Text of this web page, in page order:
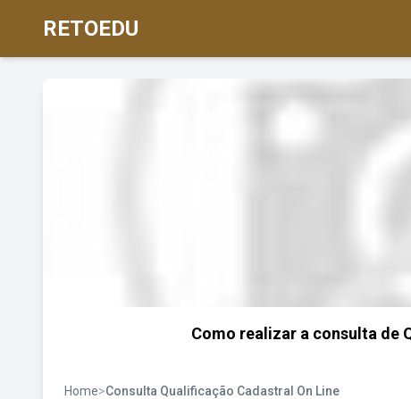
RETOEDU
Como realizar a consulta de
Home>Consulta Qualificação Cadastral On Line